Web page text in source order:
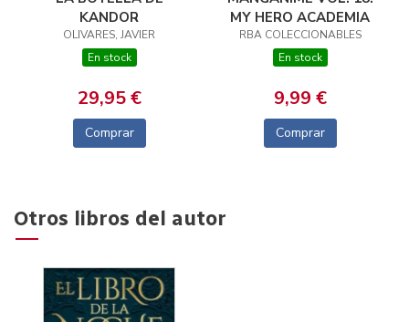
KANDOR
OLIVARES, JAVIER
En stock
29,95 €
Comprar
MY HERO ACADEMIA
RBA COLECCIONABLES
En stock
9,99 €
Comprar
Otros libros del autor